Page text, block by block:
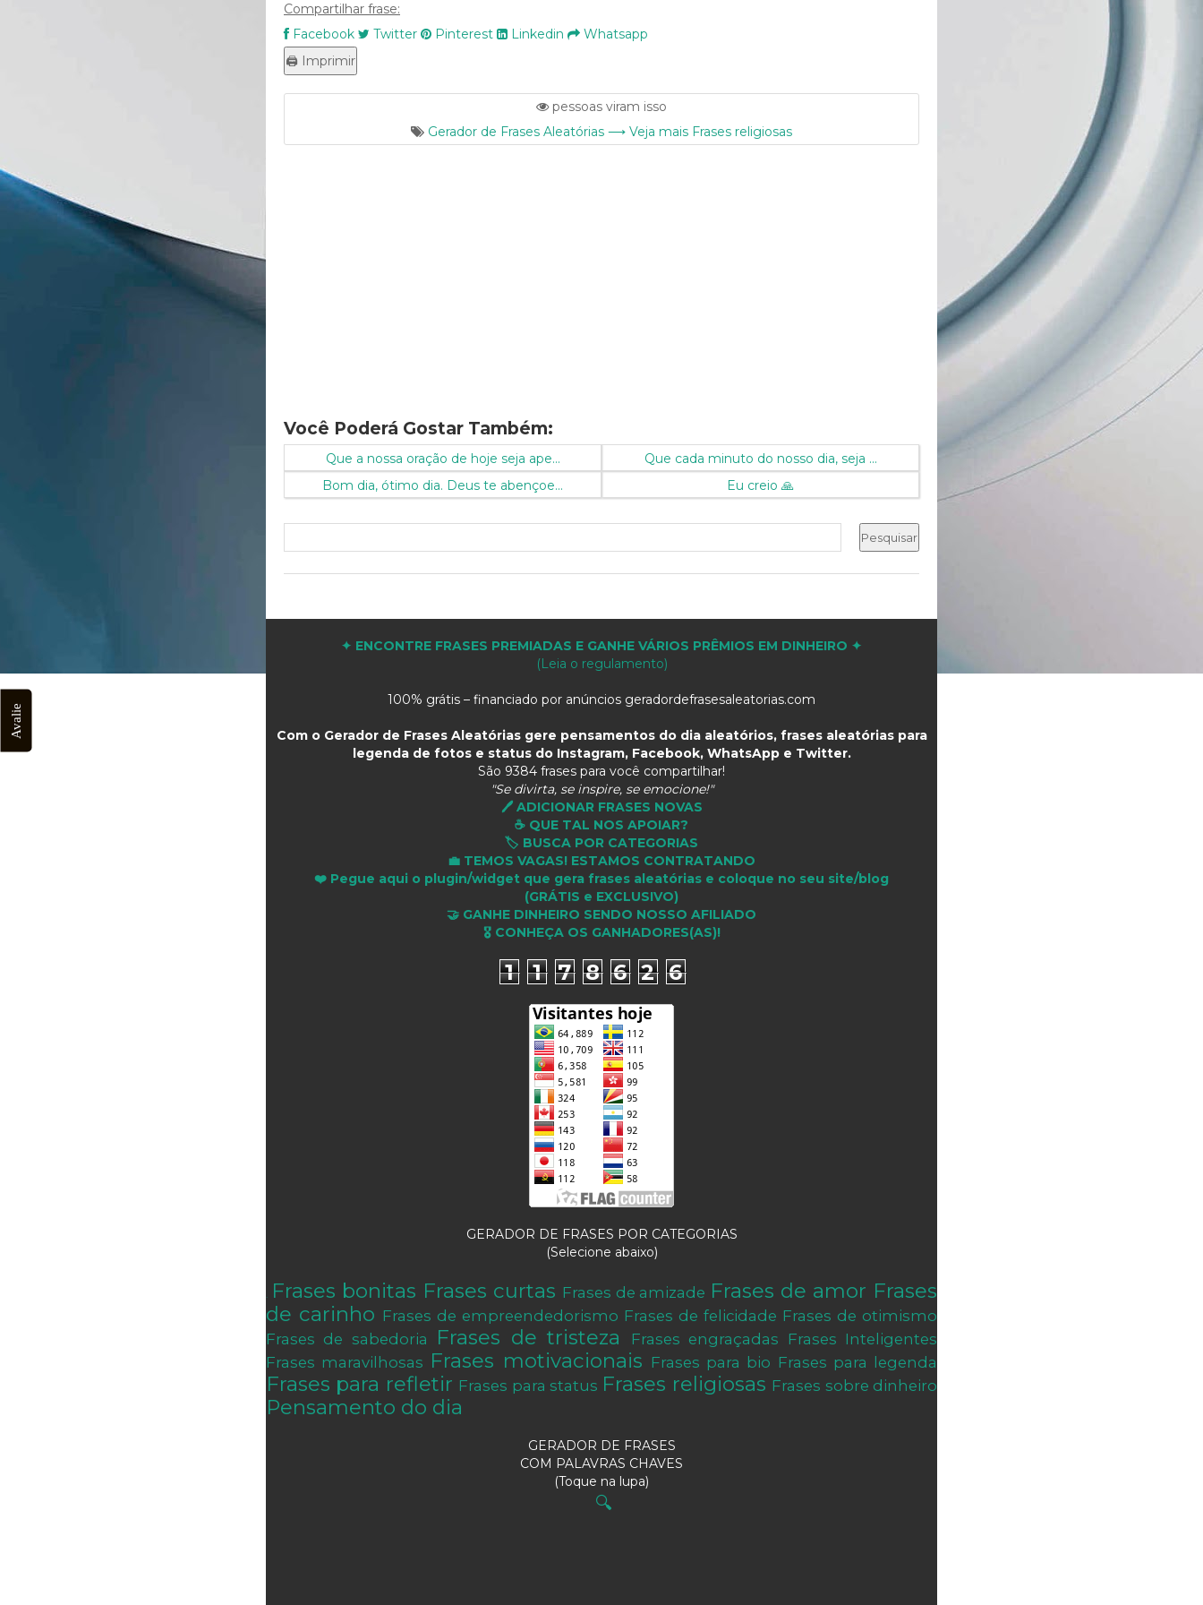
Compartilhar frase:
Facebook
Twitter Pinterest Linkedin Whatsapp
pessoas viram isso
Gerador de Frases Aleatórias ⟶ Veja mais Frases religiosas
Você Poderá Gostar Também:
Que a nossa oração de hoje seja ape...
Que cada minuto do nosso dia, seja ...
Bom dia, ótimo dia. Deus te abençoe...
Eu creio 🙏
✦ ENCONTRE FRASES PREMIADAS E GANHE VÁRIOS PRÊMIOS EM DINHEIRO ✦
(Leia o regulamento)
100% grátis – financiado por anúncios geradordefrasesaleatorias.com
Com o Gerador de Frases Aleatórias gere pensamentos do dia aleatórios, frases aleatórias para
legenda de fotos e status do Instagram, Facebook, WhatsApp e Twitter.
São 9384 frases para você compartilhar!
"Se divirta, se inspire, se emocione!"
🖊️ ADICIONAR FRASES NOVAS
☕ QUE TAL NOS APOIAR?
🏷️ BUSCA POR CATEGORIAS
💼 TEMOS VAGAS! ESTAMOS CONTRATANDO
❤️ Pegue aqui o plugin/widget que gera frases aleatórias e coloque no seu site/blog
(GRÁTIS e EXCLUSIVO)
🤝 GANHE DINHEIRO SENDO NOSSO AFILIADO
🎖 CONHEÇA OS GANHADORES(AS)!
1 1 7 8 6 2 6
GERADOR DE FRASES POR CATEGORIAS
(Selecione abaixo)
Frases bonitas Frases curtas Frases de amizade Frases de amor Frases
de carinho Frases de empreendedorismo Frases de felicidade Frases de otimismo
Frases de sabedoria
Frases de tristeza Frases engraçadas
Frases Inteligentes
Frases maravilhosas Frases motivacionais Frases para bio Frases para legenda
Frases para refletir Frases para status Frases religiosas Frases sobre dinheiro
Pensamento do dia
GERADOR DE FRASES
COM PALAVRAS CHAVES
(Toque na lupa)
🔍
Avalie